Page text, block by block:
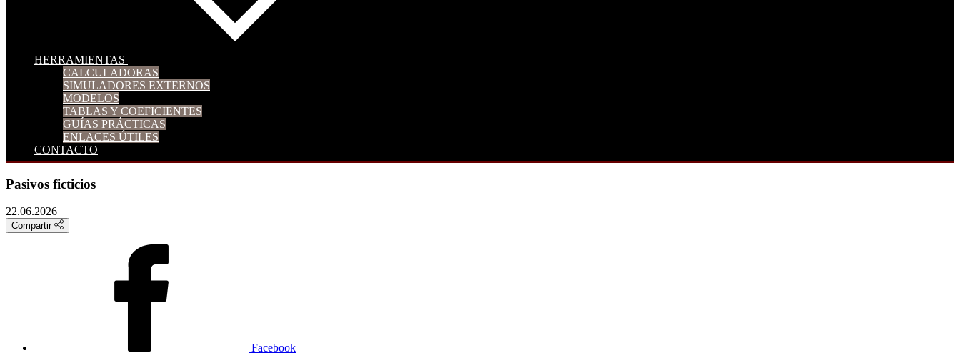
HERRAMIENTAS
CALCULADORAS
SIMULADORES EXTERNOS
MODELOS
TABLAS Y COEFICIENTES
GUÍAS PRÁCTICAS
ENLACES ÚTILES
CONTACTO
Pasivos ficticios
22.06.2026
Compartir
Facebook